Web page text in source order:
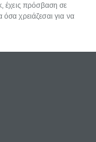
έχεις πρόσβαση σε
χρειάζεσαι για να